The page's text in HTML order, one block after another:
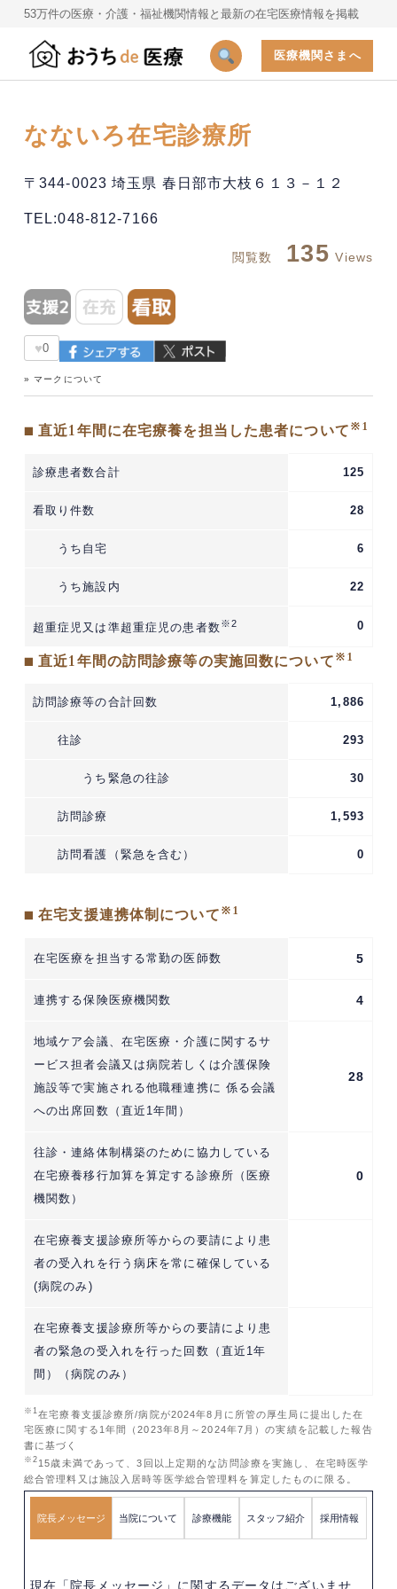
53万件の医療・介護・福祉機関情報と最新の在宅医療情報を掲載
医療機関さまへ
なないろ在宅診療所
〒344-0023 埼玉県 春日部市大枝６１３－１２
TEL:048-812-7166
閲覧数 135 Views
♥0
» マークについて
■ 直近1年間に在宅療養を担当した患者について※1
診療患者数合計 125
看取り件数 28
うち自宅 6
うち施設内 22
超重症児又は準超重症児の患者数※2 0
■ 直近1年間の訪問診療等の実施回数について※1
訪問診療等の合計回数 1,886
往診 293
うち緊急の往診 30
訪問診療 1,593
訪問看護（緊急を含む） 0
■ 在宅支援連携体制について※1
在宅医療を担当する常勤の医師数 5
連携する保険医療機関数 4
地域ケア会議、在宅医療・介護に関するサ
ービス担者会議又は病院若しくは介護保険
施設等で実施される他職種連携に 係る会議
への出席回数（直近1年間）
28
往診・連絡体制構築のために協力している
在宅療養移行加算を算定する診療所（医療
機関数）
0
在宅療養支援診療所等からの要請により患
者の受入れを行う病床を常に確保している
(病院のみ)
在宅療養支援診療所等からの要請により患
者の緊急の受入れを行った回数（直近1年
間）（病院のみ）
※1 在宅療養支援診療所/病院が2024年8月に所管の厚生局に提出した在
宅医療に関する1年間（2023年8月～2024年7月）の実績を記載した報告
書に基づく
※2 15歳未満であって、3回以上定期的な訪問診療を実施し、在宅時医学
総合管理料又は施設入居時等医学総合管理料を算定したものに限る。
院長メッセージ 当院について 診療機能 スタッフ紹介 採用情報
現在「院長メッセージ」に関するデータはございませ